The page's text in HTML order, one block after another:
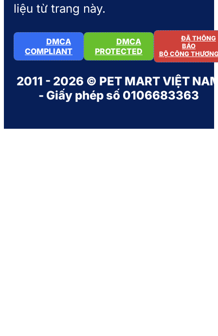
liệu từ trang này.
DMCA
COMPLIANT
DMCA
PROTECTED
ĐÃ THÔNG
BÁO
BỘ CÔNG
2011 - 2026 © PET MART VIỆT
- Giấy phép số 0106683363